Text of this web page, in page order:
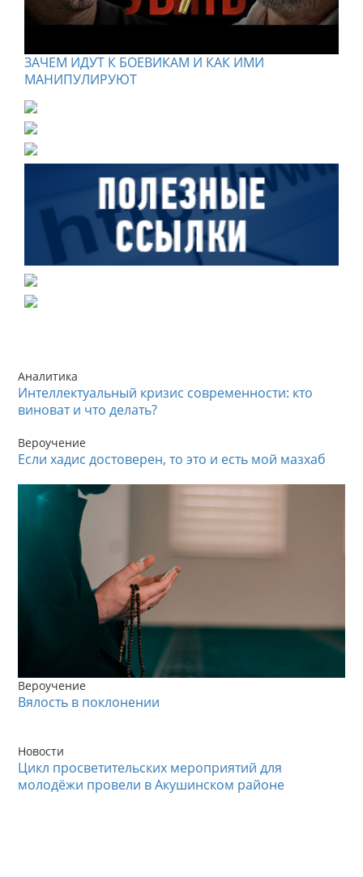
ЗАЧЕМ ИДУТ К БОЕВИКАМ И КАК ИМИ
МАНИПУЛИРУЮТ
Аналитика
Интеллектуальный кризис современности: кто
виноват и что делать?
Вероучение
Если хадис достоверен, то это и есть мой мазхаб
Вероучение
Вялость в поклонении
Новости
Цикл просветительских мероприятий для
молодёжи провели в Акушинском районе